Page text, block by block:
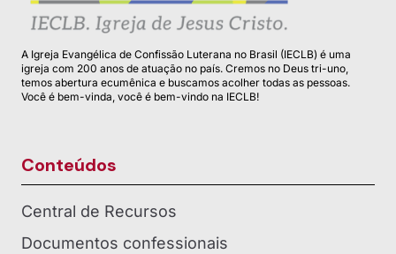
A Igreja Evangélica de Confissão Luterana no Brasil (IECLB) é uma
igreja com 200 anos de atuação no país. Cremos no Deus tri-uno,
temos abertura ecumênica e buscamos acolher todas as pessoas.
Você é bem-vinda, você é bem-vindo na IECLB!
Conteúdos
Central de Recursos
Documentos confessionais